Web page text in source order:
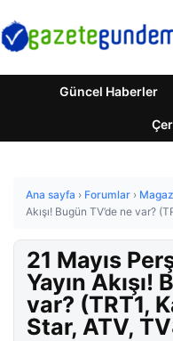
Güncel Haberler
Ana sayfa › Forumlar ›
Akışı! Bugün TV’de ne var?
21 Mayıs
Yayın Akışı!
var? (TRT1,
Star, ATV,